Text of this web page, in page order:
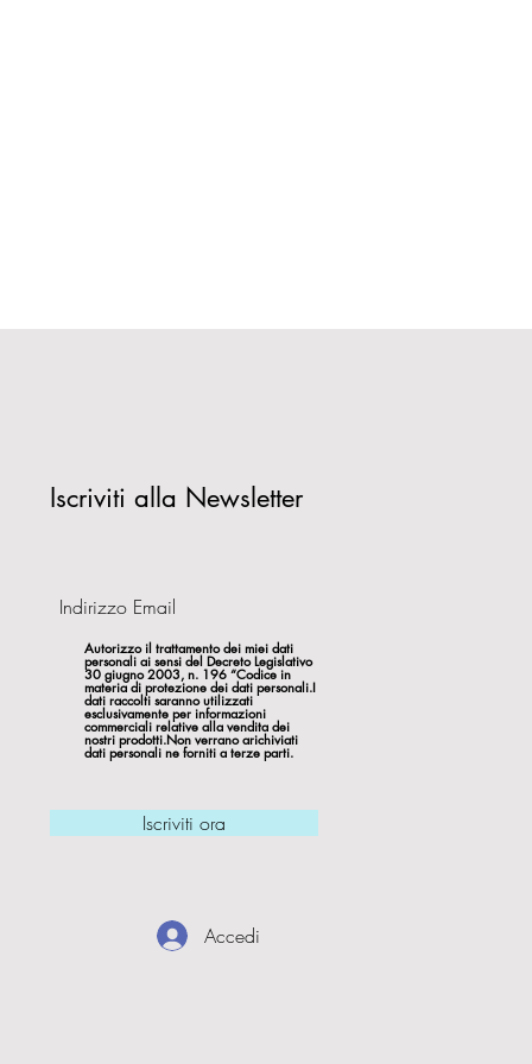
Iscriviti alla Newsletter
Autorizzo il trattamento dei miei dati
personali ai sensi del Decreto Legislativo
30 giugno 2003, n. 196 “Codice in
materia di protezione dei dati personali.I
dati raccolti saranno utilizzati
esclusivamente per informazioni
commerciali relative alla vendita dei
nostri prodotti.Non verrano arichiviati
dati personali ne forniti a terze parti.
Iscriviti ora
Accedi